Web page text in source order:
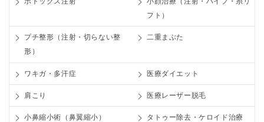
フト）
プチ整形（注射・切らない整
形）
二重まぶた
ワキガ・多汗症 医療ダイエット
肩こり 医療レーザー脱毛
小鼻縮小術（鼻翼縮小） タトゥー除去・ケロイド治療